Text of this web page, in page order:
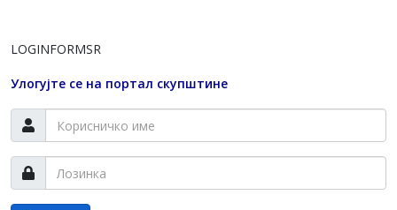
LOGINFORMSR
Улогујте се на портал скупштине